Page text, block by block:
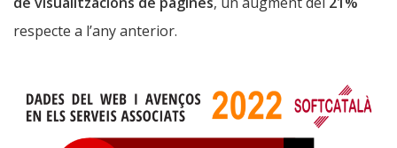
respecte a l’any anterior.